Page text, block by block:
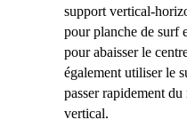
support vertical-
pour planche de surf
pour abaisser le
également utiliser le
passer rapidement
vertical.